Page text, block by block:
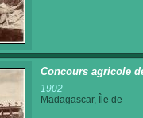
Concours agricole
1902
Madagascar, Île de